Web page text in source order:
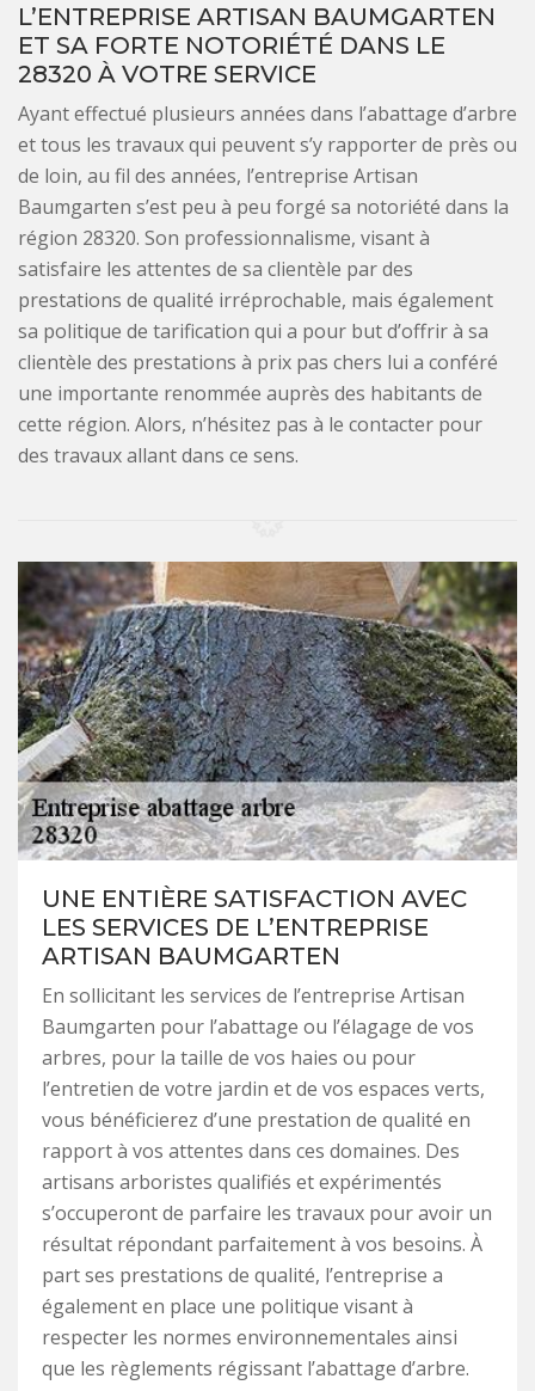
L’ENTREPRISE ARTISAN BAUMGARTEN
ET SA FORTE NOTORIÉTÉ DANS LE
28320 À VOTRE SERVICE
Ayant effectué plusieurs années dans l’abattage d’arbre
et tous les travaux qui peuvent s’y rapporter de près ou
de loin, au fil des années, l’entreprise Artisan
Baumgarten s’est peu à peu forgé sa notoriété dans la
région 28320. Son professionnalisme, visant à
satisfaire les attentes de sa clientèle par des
prestations de qualité irréprochable, mais également
sa politique de tarification qui a pour but d’offrir à sa
clientèle des prestations à prix pas chers lui a conféré
une importante renommée auprès des habitants de
cette région. Alors, n’hésitez pas à le contacter pour
des travaux allant dans ce sens.
UNE ENTIÈRE SATISFACTION AVEC
LES SERVICES DE L’ENTREPRISE
ARTISAN BAUMGARTEN
En sollicitant les services de l’entreprise Artisan
Baumgarten pour l’abattage ou l’élagage de vos
arbres, pour la taille de vos haies ou pour
l’entretien de votre jardin et de vos espaces verts,
vous bénéficierez d’une prestation de qualité en
rapport à vos attentes dans ces domaines. Des
artisans arboristes qualifiés et expérimentés
s’occuperont de parfaire les travaux pour avoir un
résultat répondant parfaitement à vos besoins. À
part ses prestations de qualité, l’entreprise a
également en place une politique visant à
respecter les normes environnementales ainsi
que les règlements régissant l’abattage d’arbre.